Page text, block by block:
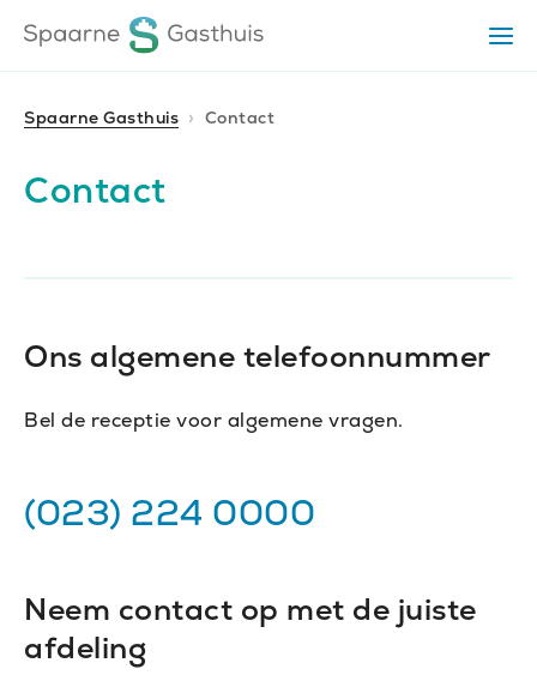
direct
direct
Ga
naar
homepagina
het
Spaarne Gasthuis Contact
Contact
Ons algemene telefoonnummer
Bel de receptie voor algemene vragen.
Telefoonnummer
Generic
(023) 224 0000
Neem contact op met de juiste
afdeling